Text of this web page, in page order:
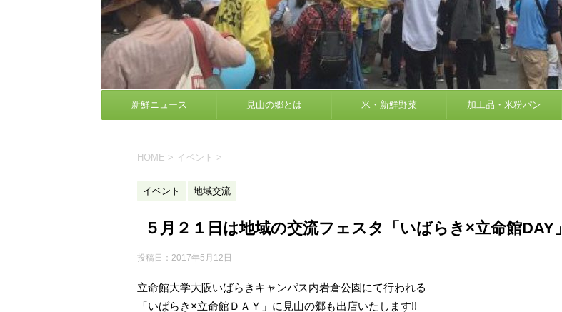
新鮮ニュース 見山の郷とは 米・新鮮野菜 加工品・米粉パン
HOME > イベント >
イベント 地域交流
５月２１日は地域の交流フェスタ「いばらき×立命館DAY」
投稿日： 2017年5月12日
立命館大学大阪いばらきキャンパス内岩倉公園にて行われる
「いばらき×立命館ＤＡＹ」に見山の郷も出店いたします!!